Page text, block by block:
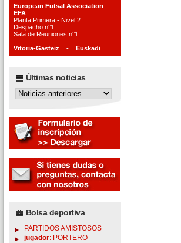
European Futsal Association
EFA
Planta Primera - Nivel 2
Despacho n°1
Sala de Reuniones n°1
Vitoria-Gasteiz - Euskadi
Últimas noticias
Bolsa deportiva
PARTIDOS AMISTOSOS
jugador: PORTERO